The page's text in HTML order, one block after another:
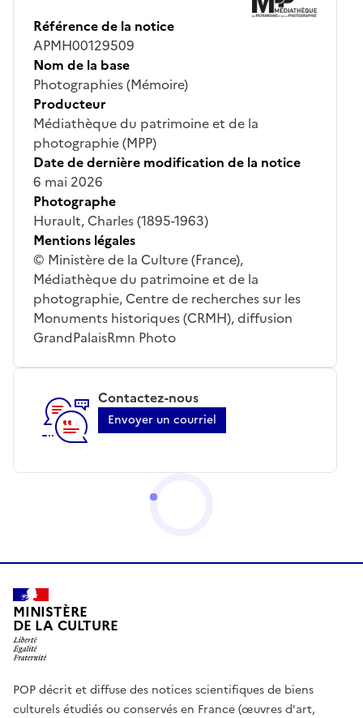
Référence de la notice
APMH00129509
Nom de la base
Photographies (Mémoire)
Producteur
Médiathèque du patrimoine et de la
photographie (MPP)
Date de dernière modification de la notice
6 mai 2026
Photographe
Hurault, Charles (1895-1963)
Mentions légales
© Ministère de la Culture (France),
Médiathèque du patrimoine et de la
photographie, Centre de recherches sur les
Monuments historiques (CRMH), diffusion
GrandPalaisRmn Photo
Contactez-nous
Envoyer un courriel
MINISTÈRE
DE LA CULTURE
POP décrit et diffuse des notices scientifiques de biens
culturels étudiés ou conservés en France (œuvres d'art,